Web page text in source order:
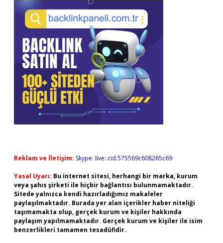
Reklam ve İletişim: Skype: live:.cid.575569c608265c69
Yasal Uyarı: Bu internet sitesi, herhangi bir marka, kurum
veya şahıs şirketi ile hiçbir bağlantısı bulunmamaktadır.
Sitede yalnızca kendi hazırladığımız makaleler
paylaşılmaktadır. Burada yer alan içerikler haber niteliği
taşımamakta olup, gerçek kurum ve kişiler hakkında
paylaşım yapılmamaktadır. Gerçek kurum ve kişiler ile isim
benzerlikleri tamamen tesadüfidir.